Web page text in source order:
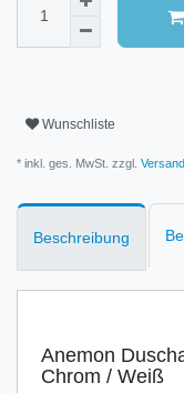
Wunschliste
* inkl. ges. MwSt. zzgl.
Beschreibung
Anemon
Chrom / Weiß